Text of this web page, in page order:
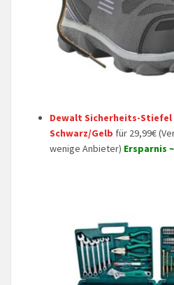
Dewalt Sicherheits-Stiefel
Schwarz/Gelb für 29,99€
wenige Anbieter) Ersparnis